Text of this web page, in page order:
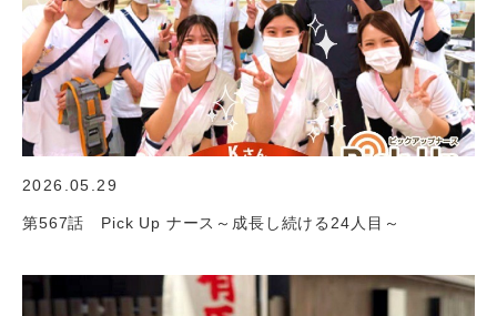
2026.05.29
第567話 Pick Up ナース～成長し続ける24人目～